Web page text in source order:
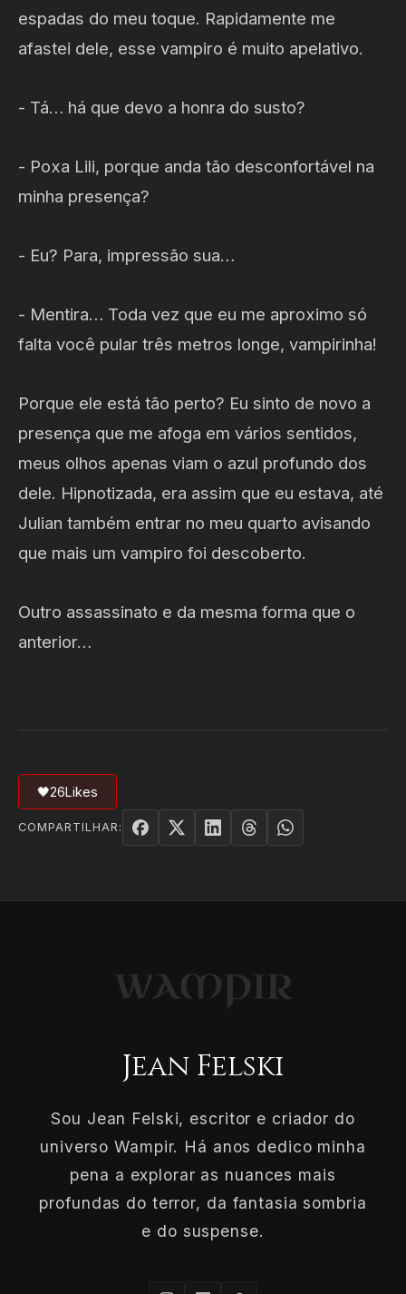
espadas do meu toque. Rapidamente me
afastei dele, esse vampiro é muito apelativo.
- Tá… há que devo a honra do susto?
- Poxa Lili, porque anda tão desconfortável na
minha presença?
- Eu? Para, impressão sua…
- Mentira… Toda vez que eu me aproximo só
falta você pular três metros longe, vampirinha!
Porque ele está tão perto? Eu sinto de novo a
presença que me afoga em vários sentidos,
meus olhos apenas viam o azul profundo dos
dele. Hipnotizada, era assim que eu estava, até
Julian também entrar no meu quarto avisando
que mais um vampiro foi descoberto.
Outro assassinato e da mesma forma que o
anterior…
🖤26Likes
COMPARTILHAR:
Jean Felski
Sou Jean Felski, escritor e criador do
universo Wampir. Há anos dedico minha
pena a explorar as nuances mais
profundas do terror, da fantasia sombria
e do suspense.